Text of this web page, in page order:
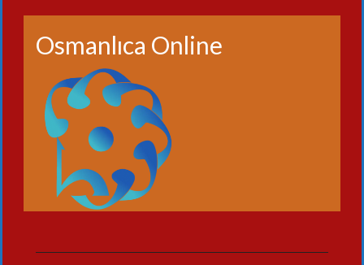
Osmanlıca Online